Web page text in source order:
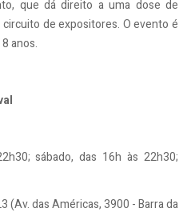
que dá direito a uma dose de
de expositores. O evento é
anos.
sábado, das 16h às 22h30;
(Av. das Américas, 3900 - Barra da